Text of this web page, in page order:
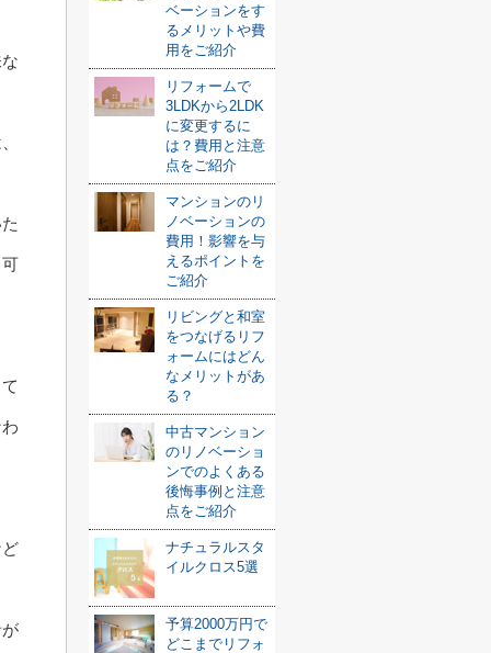
ベーションをす
るメリットや費
用をご紹介
リフォームで
3LDKから2LDK
に変更するに
は？費用と注意
点をご紹介
マンションのリ
ノベーションの
費用！影響を与
えるポイントを
ご紹介
リビングと和室
をつなげるリフ
ォームにはどん
なメリットがあ
る？
中古マンション
のリノベーショ
ンでのよくある
後悔事例と注意
点をご紹介
ナチュラルスタ
イルクロス5選
予算2000万円で
どこまでリフォ